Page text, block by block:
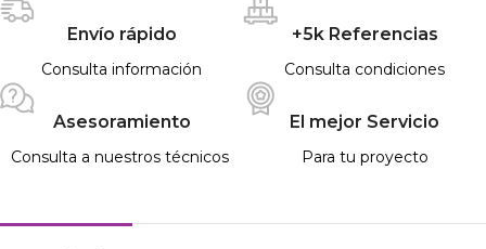
Envío rápido
Consulta información
+5k Referencias
Consulta condiciones
Asesoramiento
Consulta a nuestros técnicos
El mejor Servicio
Para tu proyecto